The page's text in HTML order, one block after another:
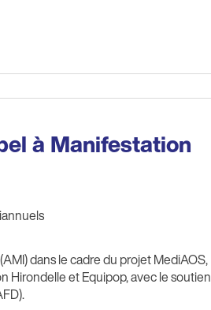
à Manifestation
dans le cadre du projet MediAOS,
et Equipop, avec le soutien